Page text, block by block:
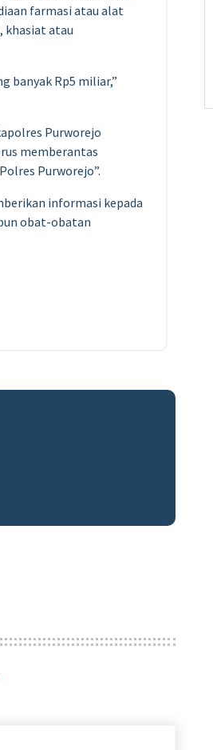
farmasi atau alat
khasiat atau
banyak Rp5 miliar,”
Purworejo
memberantas
Purworejo”.
informasi kepada
obat-obatan